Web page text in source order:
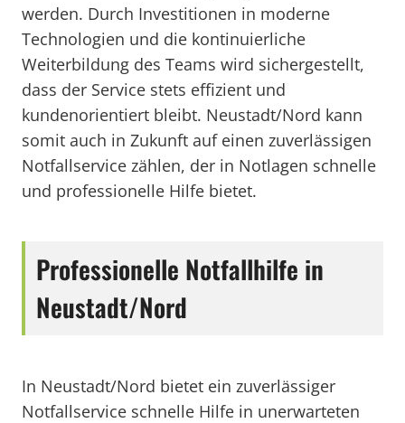
werden. Durch Investitionen in moderne
Technologien und die kontinuierliche
Weiterbildung des Teams wird sichergestellt,
dass der Service stets effizient und
kundenorientiert bleibt. Neustadt/Nord kann
somit auch in Zukunft auf einen zuverlässigen
Notfallservice zählen, der in Notlagen schnelle
und professionelle Hilfe bietet.
Professionelle Notfallhilfe in
Neustadt/Nord
In Neustadt/Nord bietet ein zuverlässiger
Notfallservice schnelle Hilfe in unerwarteten